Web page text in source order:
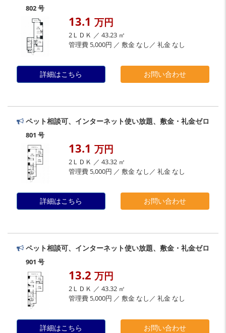
802 号
13.1 万円
2ＬＤＫ ／ 43.23 ㎡
管理費 5,000円 ／ 敷金 なし／ 礼金 なし
詳細はこちら お問い合わせ
ペット相談可、インターネット使い放題、敷金・礼金ゼロ
801 号
13.1 万円
2ＬＤＫ ／ 43.32 ㎡
管理費 5,000円 ／ 敷金 なし／ 礼金 なし
詳細はこちら お問い合わせ
ペット相談可、インターネット使い放題、敷金・礼金ゼロ
901 号
13.2 万円
2ＬＤＫ ／ 43.32 ㎡
管理費 5,000円 ／ 敷金 なし／ 礼金 なし
詳細はこちら お問い合わせ